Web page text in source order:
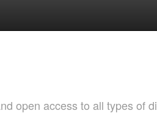
open access to all types of